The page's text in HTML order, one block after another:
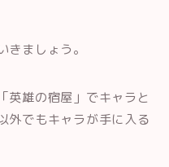
ましょう。
英雄の宿屋」でキャラと
外でもキャラが手に入る